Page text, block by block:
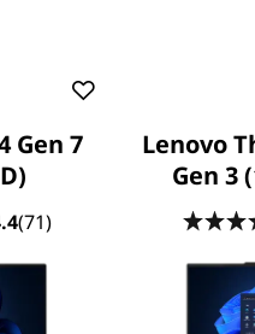
Gen 7
(71)
Lenovo
Gen 3